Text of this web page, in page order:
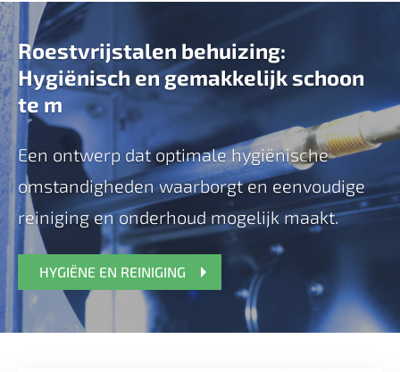
Roestvrijstalen behuizing:
Hygiënisch en gemakkelijk schoon
te m
Een ontwerp dat optimale hygiënische
omstandigheden waarborgt en eenvoudige
reiniging en onderhoud mogelijk maakt.
HYGIËNE EN REINIGING